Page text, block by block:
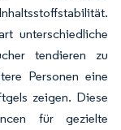
unterschiedliche
tendieren zu
Personen eine
zeigen. Diese
für gezielte